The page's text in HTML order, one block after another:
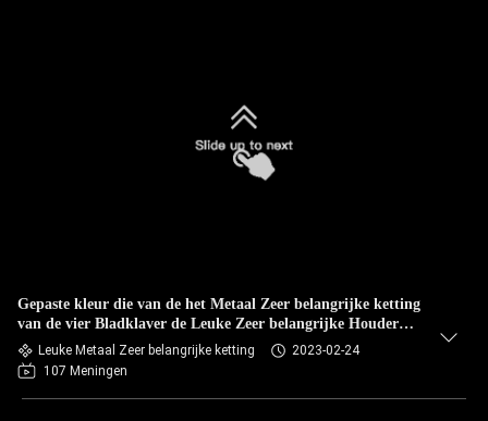
Gepaste kleur die van de het Metaal Zeer belangrijke ketting
van de vier Bladklaver de Leuke Zeer belangrijke Houder
vullenLeuke Metaal Zeer belangrijke ketting
2023-02-24
107 Meningen